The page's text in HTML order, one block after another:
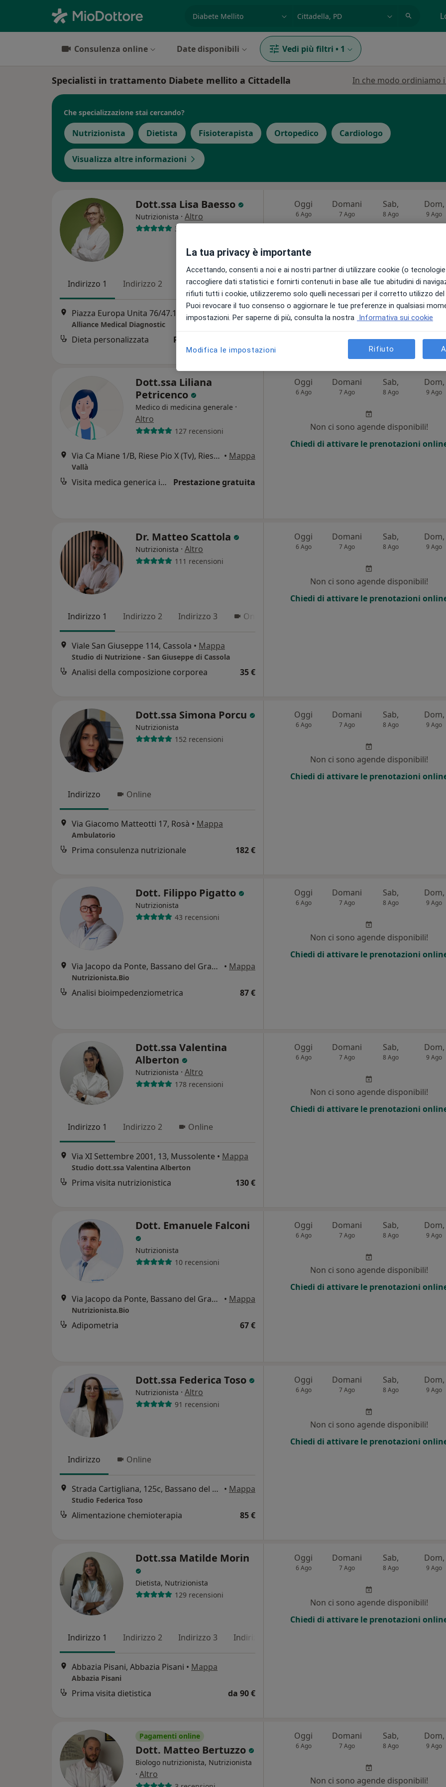
Consulenza online Date disponibili Vedi più filtri • 1
Specialisti in trattamento Diabete mellito a Cittadella In che modo ordiniamo
Che specializzazione stai cercando?
Nutrizionista Dietista Fisioterapista Ortopedico Cardiologo
Visualizza altre informazioni
Dott.ssa Lisa Baesso
Nutrizionista · Altro
38 recensioni
Indirizzo 1 Indirizzo 2
Piazza Europa Unita 76/47.11, Castelfranco Veneto Mappa
Alliance Medical Diagnostic
Dieta personalizzata Prestazione gratuita
Oggi
6 Ago
Domani
7 Ago
Sab,
8 Ago
Dom,
9 Ago
Non ci sono agende disponibili!
Chiedi di attivare le prenotazioni online
Dott.ssa Liliana
Petricenco
Medico di medicina generale ·
Altro
127 recensioni
Via Ca Miane 1/B, Riese Pio X (Tv), Riese Pio X • Mappa
Vallà
Visita medica generica in CONVENZIONE Prestazione gratuita
Oggi
6 Ago
Domani
7 Ago
Sab,
8 Ago
Dom,
9 Ago
Non ci sono agende disponibili!
Chiedi di attivare le prenotazioni
Dr. Matteo Scattola
Nutrizionista · Altro
111 recensioni
Indirizzo 1 Indirizzo 2 Indirizzo 3 Online
Viale San Giuseppe 114, Cassola • Mappa
Studio di Nutrizione - San Giuseppe di Cassola
Analisi della composizione corporea 35 €
Oggi
6 Ago
Domani
7 Ago
Sab,
8 Ago
Dom,
9 Ago
Non ci sono agende disponibili!
Chiedi di attivare le prenotazioni
Dott.ssa Simona Porcu
Nutrizionista
152 recensioni
Indirizzo Online
Via Giacomo Matteotti 17, Rosà • Mappa
Ambulatorio
Prima consulenza nutrizionale 182 €
Oggi
6 Ago
Domani
7 Ago
Sab,
8 Ago
Dom,
9 Ago
Non ci sono agende disponibili!
Chiedi di attivare le prenotazioni
Dott. Filippo Pigatto
Nutrizionista
43 recensioni
Via Jacopo da Ponte, Bassano del Grappa • Mappa
Nutrizionista.Bio
Analisi bioimpedenziometrica 87 €
Oggi
6 Ago
Domani
7 Ago
Sab,
8 Ago
Dom,
9 Ago
Non ci sono agende disponibili!
Chiedi di attivare le prenotazioni
Dott.ssa Valentina
Alberton
Nutrizionista · Altro
178 recensioni
Indirizzo 1 Indirizzo 2 Online
Via XI Settembre 2001, 13, Mussolente • Mappa
Studio dott.ssa Valentina Alberton
Prima visita nutrizionistica 130 €
Oggi
6 Ago
Domani
7 Ago
Sab,
8 Ago
Dom,
9 Ago
Non ci sono agende disponibili!
Chiedi di attivare le prenotazioni
Dott. Emanuele Falconi
Nutrizionista
10 recensioni
Via Jacopo da Ponte, Bassano del Grappa • Mappa
Nutrizionista.Bio
Adipometria 67 €
Oggi
6 Ago
Domani
7 Ago
Sab,
8 Ago
Dom,
9 Ago
Non ci sono agende disponibili!
Chiedi di attivare le prenotazioni
Dott.ssa Federica Toso
Nutrizionista · Altro
91 recensioni
Indirizzo Online
Strada Cartigliana, 125c, Bassano del Grappa • Mappa
Studio Federica Toso
Alimentazione chemioterapia 85 €
Oggi
6 Ago
Domani
7 Ago
Sab,
8 Ago
Dom,
9 Ago
Non ci sono agende disponibili!
Chiedi di attivare le prenotazioni
Dott.ssa Matilde Morin
Dietista, Nutrizionista
129 recensioni
Indirizzo 1 Indirizzo 2 Indirizzo 3 Indirizzo 4
Abbazia Pisani, Abbazia Pisani • Mappa
Abbazia Pisani
Prima visita dietistica da 90 €
Oggi
6 Ago
Domani
7 Ago
Sab,
8 Ago
Dom,
9 Ago
Non ci sono agende disponibili!
Chiedi di attivare le prenotazioni
Pagamenti online
Dott. Matteo Bertuzzo
Biologo nutrizionista, Nutrizionista
· Altro
Oggi
6 Ago
Domani
7 Ago
Sab,
8 Ago
Dom,
9 Ago
Non ci sono agende disponibili!
La tua privacy è importante
Accettando, consenti a noi e ai nostri partner di utilizzare cookie (o
raccogliere dati statistici e fornirti contenuti in base alle tue abitudini di
rifiuti tutti i cookie, utilizzeremo solo quelli necessari per il corretto utilizzo
Puoi revocare il tuo consenso o aggiornare le tue preferenze in qualsiasi
impostazioni. Per saperne di più, consulta la nostra Informativa sui cookie
Modifica le impostazioni Rifiuto